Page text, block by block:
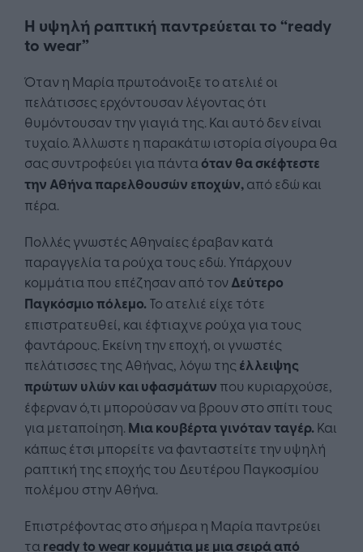
Η υψηλή ραπτική παντρεύεται το “ready
to wear”
Όταν η Μαρία πρωτοάνοιξε το ατελιέ οι
πελάτισσες ερχόντουσαν λέγοντας ότι
θυμόντουσαν την γιαγιά της. Και αυτό δεν είναι
τυχαίο. Άλλωστε η παρακάτω ιστορία σίγουρα θα
σας συντροφεύει για πάνταόταν θα σκέφτεστε
την Αθήνα παρελθουσών εποχών,από εδώ και
πέρα.
Πολλές γνωστές Αθηναίες έραβαν κατά
παραγγελία τα ρούχα τους εδώ. Υπάρχουν
κομμάτια που επέζησαν από τονΔεύτερο
Παγκόσμιο πόλεμο.Το ατελιέ είχε τότε
επιστρατευθεί, και έφτιαχνε ρούχα για τους
φαντάρους. Εκείνη την εποχή, οι γνωστές
πελάτισσες της Αθήνας, λόγω της έλλειψης
πρώτων υλών και υφασμάτων που κυριαρχούσε,
έφερναν ό,τι μπορούσαν να βρουν στο σπίτι τους
για μεταποίηση. Μια κουβέρτα γινόταν ταγέρ.Και
κάπως έτσι μπορείτε να φανταστείτε την υψηλή
ραπτική της εποχής του Δευτέρου Παγκοσμίου
πολέμου στην Αθήνα.
Επιστρέφοντας στο σήμερα η Μαρία παντρεύει
τα ready to wear κομμάτια με μια σειρά από